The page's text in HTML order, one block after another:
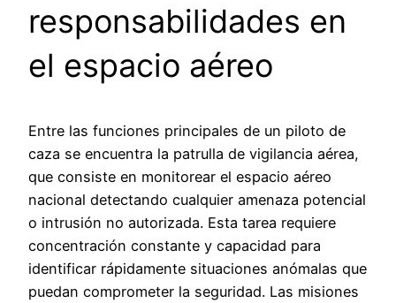
responsabilidades en
el espacio aéreo
Entre las funciones principales de un piloto de
caza se encuentra la patrulla de vigilancia aérea,
que consiste en monitorear el espacio aéreo
nacional detectando cualquier amenaza potencial
o intrusión no autorizada. Esta tarea requiere
concentración constante y capacidad para
identificar rápidamente situaciones anómalas que
puedan comprometer la seguridad. Las misiones